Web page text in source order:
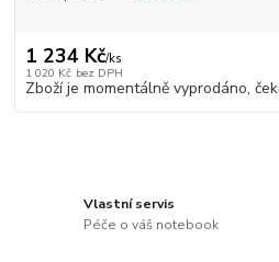
1 234 Kč/ks
1 020 Kč bez DPH
Zboží je momentálně vyprodáno,
Vlastní servis
Péče o váš notebook